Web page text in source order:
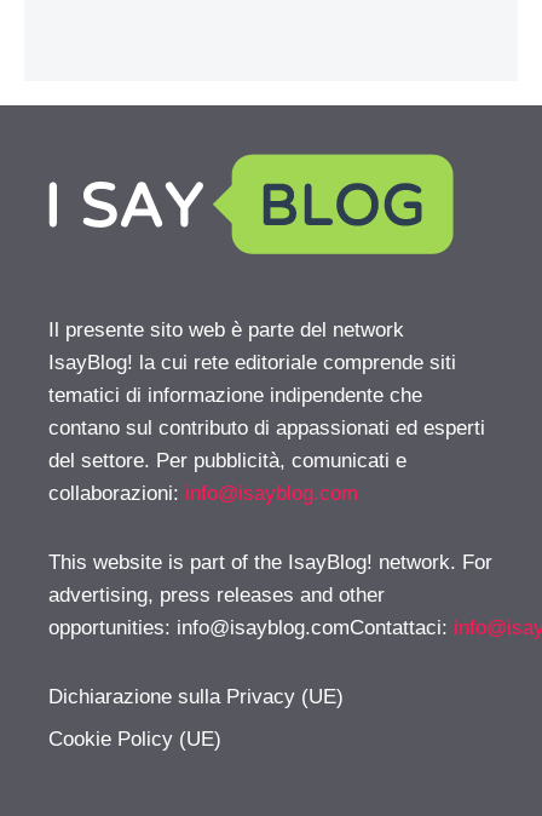
Il presente sito web è parte del network
IsayBlog! la cui rete editoriale comprende siti
tematici di informazione indipendente che
contano sul contributo di appassionati ed esperti
del settore. Per pubblicità, comunicati e
collaborazioni: info@isayblog.com
This website is part of the IsayBlog! network. For
advertising, press releases and other
opportunities: info@isayblog.comContattaci:
Dichiarazione sulla Privacy (UE)
Cookie Policy (UE)